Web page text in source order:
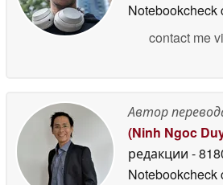
Notebookcheck
contact me
Автор
(Ninh Ngoc
редакции -
Notebookcheck